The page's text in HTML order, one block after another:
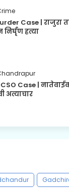
Case | राजुरा
हत्या
Case |
अत्याचार